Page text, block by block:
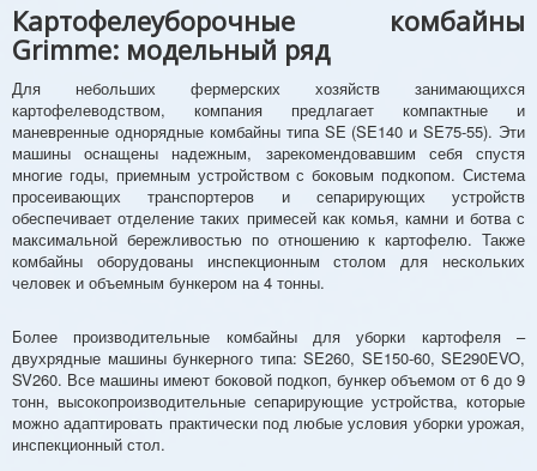
Картофелеуборочные комбайны
Grimme: модельный ряд
Для небольших фермерских хозяйств занимающихся
картофелеводством, компания предлагает компактные и
маневренные однорядные комбайны типа SE (SE140 и SE75-55). Эти
машины оснащены надежным, зарекомендовавшим себя спустя
многие годы, приемным устройством с боковым подкопом. Система
просеивающих транспортеров и сепарирующих устройств
обеспечивает отделение таких примесей как комья, камни и ботва с
максимальной бережливостью по отношению к картофелю. Также
комбайны оборудованы инспекционным столом для нескольких
человек и объемным бункером на 4 тонны.
Более производительные комбайны для уборки картофеля –
двухрядные машины бункерного типа: SE260, SE150-60, SE290EVO,
SV260. Все машины имеют боковой подкоп, бункер объемом от 6 до 9
тонн, высокопроизводительные сепарирующие устройства, которые
можно адаптировать практически под любые условия уборки урожая,
инспекционный стол.